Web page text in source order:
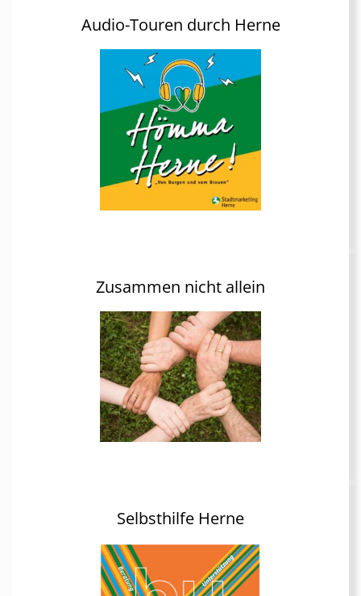
Audio-Touren durch Herne
Zusammen nicht allein
Selbsthilfe Herne